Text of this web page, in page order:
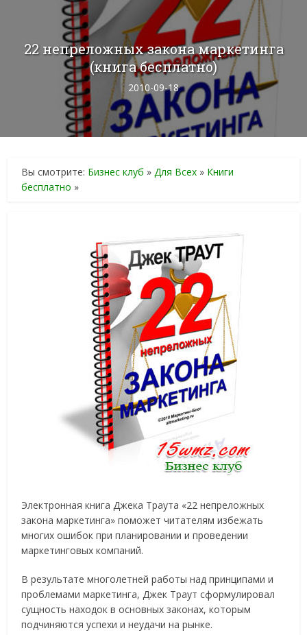
22 непреложных закона маркетинга
(книга бесплатно)
2010-09-18
Вы смотрите: Бизнес клуб »Для Всех » Книги
бесплатно »
Электронная книга Джека Траута «22 непреложных
закона маркетинга» поможет читателям избежать
многих ошибок при планировании и проведении
маркетинговых компаний.
В результате многолетней работы над принципами и
проблемами маркетинга, Джек Траут сформулировал
сущность находок в основных законах, которым
подчиняются успехи и неудачи на рынке.